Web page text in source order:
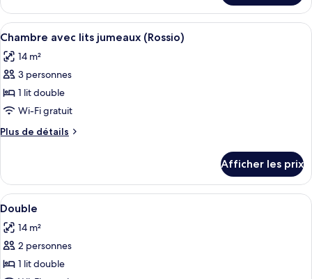
Chambre
familiale
Afficher
toutes
les
photos
pour
ce
type
de
Chambre
avec
lits
jumeaux
(Rossio)
Une chambre d’hôtel moderne
10
Chambre avec lits jumeaux (Rossio)
14 m²
3 personnes
1 lit double
Wi-Fi gratuit
Plus de détails
Plus
Chambre
avec
lits
(Rossio)
Afficher les prix
Afficher
toutes
les
photos
pour
Couette en duvet, minibar, coffre-
7
Double
14 m²
2 personnes
1 lit double